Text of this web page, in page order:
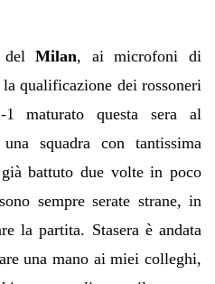
delMilan, ai microfoni di
la qualificazione dei rossoneri
maturato questa sera al
squadra con tantissima
battuto due volte in poco
sempre serate strane, in
la partita. Stasera è andata
una mano ai miei colleghi,